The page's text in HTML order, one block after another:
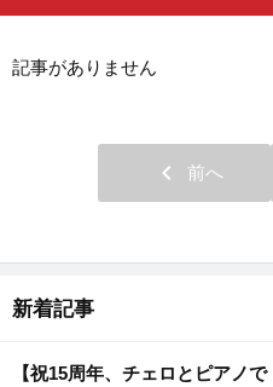
記事がありません
chevron_left 前へ
新着記事
【祝15周年、チェロとピアノで